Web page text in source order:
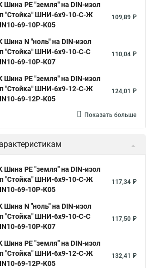
Шина PE "земля" на DIN-изол
"Стойка" ШНИ-6х9-10-С-Ж
69-10P-K05
109,89 ₽
Шина N "ноль" на DIN-изол
"Стойка" ШНИ-6х9-10-С-С
69-10P-K07
110,04 ₽
Шина PE "земля" на DIN-изол
"Стойка" ШНИ-6х9-12-С-Ж
69-12P-K05
124,01 ₽
Показать больше
Шина PE "земля" на DIN-изол
"Стойка" ШНИ-6х9-10-С-Ж
69-10P-K05
117,34 ₽
Шина N "ноль" на DIN-изол
"Стойка" ШНИ-6х9-10-С-С
69-10P-K07
117,50 ₽
Шина PE "земля" на DIN-изол
"Стойка" ШНИ-6х9-12-С-Ж
69-12P-K05
132,41 ₽